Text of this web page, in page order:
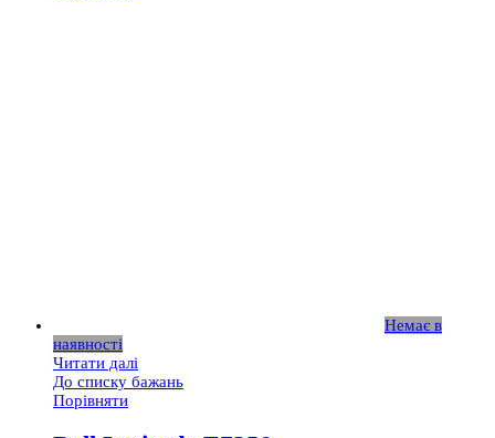
Немає в
наявності
Читати далі
До списку бажань
Порівняти